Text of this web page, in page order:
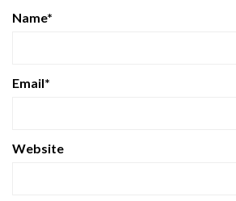
Name*
Email*
Website